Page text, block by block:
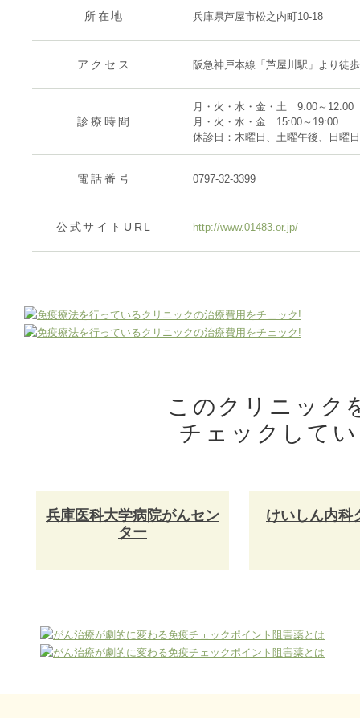
所在地 兵庫県芦屋市松之内町10-18
アクセス 阪急神戸本線「芦屋川駅」より徒
診療時間
月・火・水・金・土 9:00～12:00
月・火・水・金 15:00～19:00
休診日：木曜日、土曜午後、日曜
電話番号 0797-32-3399
公式サイトURL http://www.01483.or.jp/
このクリニック
チェックして
兵庫医科大学病院がんセン
ター
けいしん内科